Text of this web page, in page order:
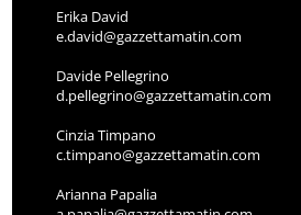
Erika David
e.david@gazzettamatin.com
Davide Pellegrino
d.pellegrino@gazzettamatin.com
Cinzia Timpano
c.timpano@gazzettamatin.com
Arianna Papalia